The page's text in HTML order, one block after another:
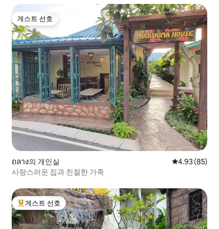
게스트 선호
게스트 선호
ถลาง의 개인실 평점 4.93점(5
4.93 (85)
사랑스러운 집과 친절한 가족
상위 게스트 선호
게스트 선호